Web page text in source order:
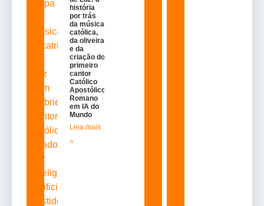
história
por trás
da música
católica,
da oliveira
e da
criação do
primeiro
cantor
Católico
Apostólico
Romano
em IA do
Mundo
Leia mais
»